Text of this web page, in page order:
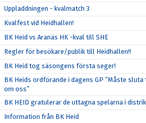
Uppladdningen - kvalmatch 3
Kvalfest vid Heidhallen!
BK Heid vs Aranäs HK -kval till SHE
Regler för besökare/publik till Heidhallen!!
BK Heid tog säsongens första seger!
BK Heids ordförande i dagens GP ”Måste sluta
om oss”
BK HEID gratulerar de uttagna spelarna i
Information från BK Heid